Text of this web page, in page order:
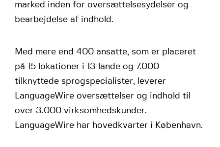
marked inden for oversættelsesydelser og
bearbejdelse af indhold.
Med mere end 400 ansatte, som er placeret
på 15 lokationer i 13 lande og 7.000
tilknyttede sprogspecialister, leverer
LanguageWire oversættelser og indhold til
over 3.000 virksomhedskunder.
LanguageWire har hovedkvarter i København.